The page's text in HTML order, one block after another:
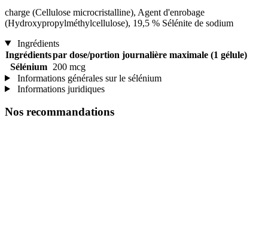
charge (Cellulose microcristalline), Agent d'enrobage
(Hydroxypropylméthylcellulose), 19,5 % Sélénite de sodium
Ingrédients
Ingrédientspar dose/portion journalière maximale (1 gélule)
Sélénium
200 mcg
Informations générales sur le sélénium
Informations juridiques
Nos recommandations